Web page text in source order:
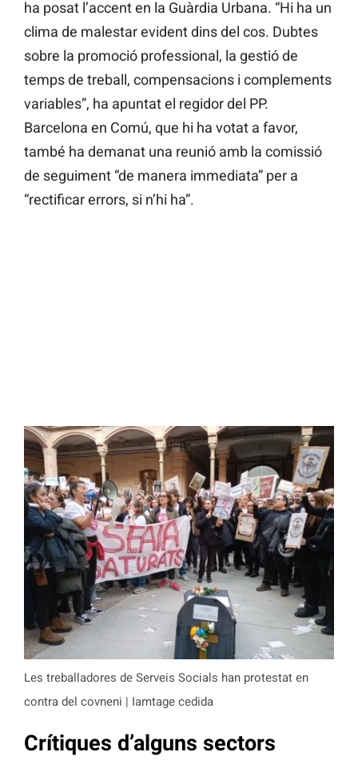
ha posat l’accent en la Guàrdia Urbana. “Hi ha un
clima de malestar evident dins del cos. Dubtes
sobre la promoció professional, la gestió de
temps de treball, compensacions i complements
variables”, ha apuntat el regidor del PP.
Barcelona en Comú, que hi ha votat a favor,
també ha demanat una reunió amb la comissió
de seguiment “de manera immediata” per a
“rectificar errors, si n’hi ha”.
Les treballadores de Serveis Socials han protestat en
contra del covneni | Iamtage cedida
Crítiques d’alguns sectors